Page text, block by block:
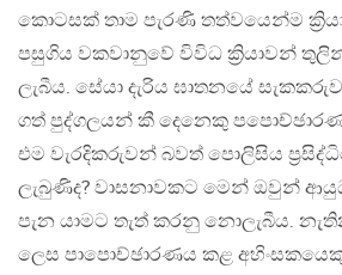
කොටසක් තාම පැරණි තත්වයෙන්ම
පසුගිය වකවානුවේ විවිධ ක්‍රියාවන්
ලැබීය. සේයා දැරිය ඝාතනයේ
ගත් පුද්ගලයන් කී දෙනෙකු
එම වැරදිකරුවන් බවත් පොලිසිය
ලැබුණිද? වාසනාවකට මෙන් ඔවුන්
පැන යාමට තැත් කරනු නොලැබීය.
ලෙස පාපොච්ඡාරණය කළ